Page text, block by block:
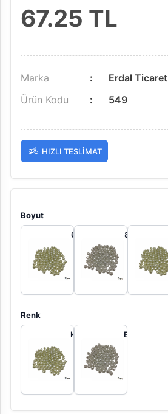
67.25 TL
Marka
Erdal Ticaret
Ürün Kodu
549
HIZLI TESLIMAT
Boyut
6 mm 100
8 mm 100
Renk
Krem
Beyaz